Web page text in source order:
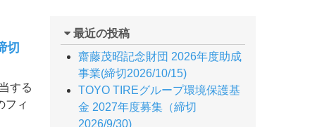
切
する
フィ
最近の投稿
齋藤茂昭記念財団 2026年度助成
事業(締切2026/10/15)
TOYO TIREグループ環境保護基
金 2027年度募集（締切
2026/9/30)